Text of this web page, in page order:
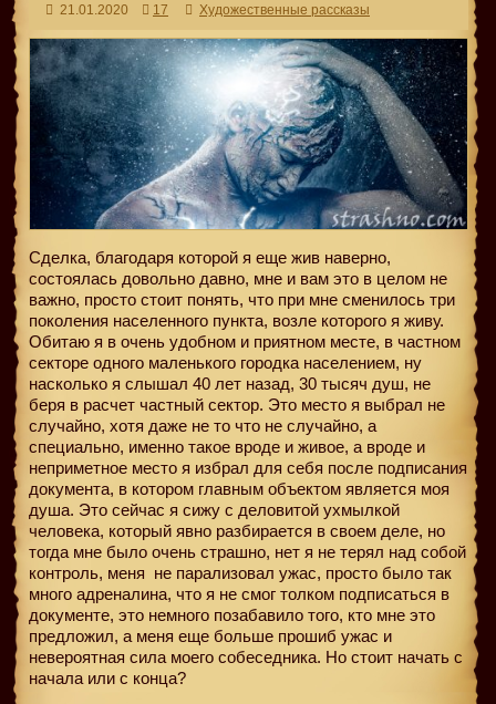
21.01.2020 17 Художественные рассказы
Сделка, благодаря которой я еще жив наверно,
состоялась довольно давно, мне и вам это в целом не
важно, просто стоит понять, что при мне сменилось три
поколения населенного пункта, возле которого я живу.
Обитаю я в очень удобном и приятном месте, в частном
секторе одного маленького городка населением, ну
насколько я слышал 40 лет назад, 30 тысяч душ, не
беря в расчет частный сектор. Это место я выбрал не
случайно, хотя даже не то что не случайно, а
специально, именно такое вроде и живое, а вроде и
неприметное место я избрал для себя после подписания
документа, в котором главным объектом является моя
душа. Это сейчас я сижу с деловитой ухмылкой
человека, который явно разбирается в своем деле, но
тогда мне было очень страшно, нет я не терял над собой
контроль, меня не парализовал ужас, просто было так
много адреналина, что я не смог толком подписаться в
документе, это немного позабавило того, кто мне это
предложил, а меня еще больше прошиб ужас и
невероятная сила моего собеседника. Но стоит начать с
начала или с конца?